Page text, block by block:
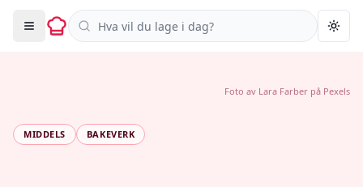
Søk i oppskrifter
MIDDELS BAKEVERK
Foto av Lara Farber på Pexels